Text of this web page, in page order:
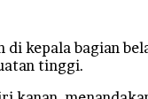
di kepala bagian
tinggi.